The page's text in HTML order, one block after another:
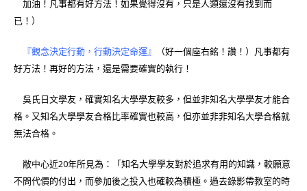
加油！凡事都有好方法！如果覺得沒有，只是人類還沒有找到而
已！）
『觀念決定行動，行動決定命運』
（好一個座右銘！讚！）凡事都有
好方法！再好的方法，還是需要確實的執行！
吳氏日文學友，確實知名大學學友較多，但並非知名大學學友才能合
格。又知名大學學友合格比率確實也較高，但亦並非非知名大學合格就
無法合格。
敝中心近20年所見為：「知名大學學友對於追求有用的知識，較願意
不問代價的付出，而參加後之投入也確較為積極。過去錄影帶教室的時